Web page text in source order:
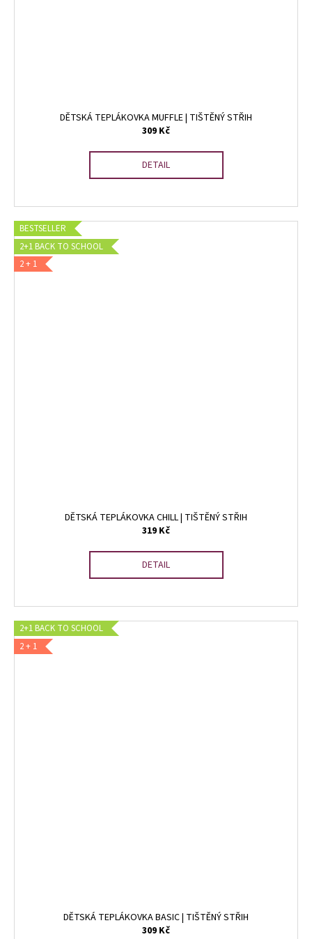
DĚTSKÁ TEPLÁKOVKA MUFFLE | TIŠTĚNÝ STŘIH
309 Kč
DETAIL
BESTSELLER
2+1 BACK TO SCHOOL
2 + 1
DĚTSKÁ TEPLÁKOVKA CHILL | TIŠTĚNÝ STŘIH
319 Kč
DETAIL
2+1 BACK TO SCHOOL
2 + 1
DĚTSKÁ TEPLÁKOVKA BASIC | TIŠTĚNÝ STŘIH
309 Kč